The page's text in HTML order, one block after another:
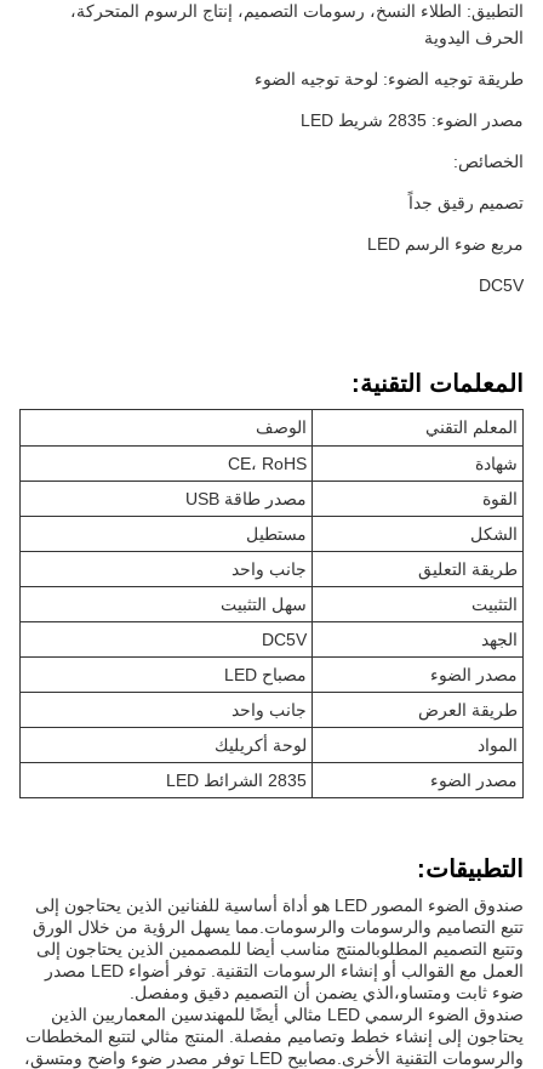
التطبيق: الطلاء النسخ، رسومات التصميم، إنتاج الرسوم المتحركة،
الحرف اليدوية
طريقة توجيه الضوء: لوحة توجيه الضوء
مصدر الضوء: 2835 شريط LED
الخصائص:
تصميم رقيق جداً
مربع ضوء الرسم LED
DC5V
المعلمات التقنية:
المعلم التقني
الوصف
شهادة
CE، RoHS
القوة
مصدر طاقة USB
الشكل
مستطيل
طريقة التعليق
جانب واحد
التثبيت
سهل التثبيت
الجهد
DC5V
مصدر الضوء
مصباح LED
طريقة العرض
جانب واحد
المواد
لوحة أكريليك
مصدر الضوء
2835 الشرائط LED
التطبيقات:
صندوق الضوء المصور LED هو أداة أساسية للفنانين الذين يحتاجون إلى
تتبع التصاميم والرسومات والرسومات.مما يسهل الرؤية من خلال الورق
وتتبع التصميم المطلوبالمنتج مناسب أيضا للمصممين الذين يحتاجون إلى
العمل مع القوالب أو إنشاء الرسومات التقنية. توفر أضواء LED مصدر
ضوء ثابت ومتساو،الذي يضمن أن التصميم دقيق ومفصل.
صندوق الضوء الرسمي LED مثالي أيضًا للمهندسين المعماريين الذين
يحتاجون إلى إنشاء خطط وتصاميم مفصلة. المنتج مثالي لتتبع المخططات
والرسومات التقنية الأخرى.مصابيح LED توفر مصدر ضوء واضح ومتسق،